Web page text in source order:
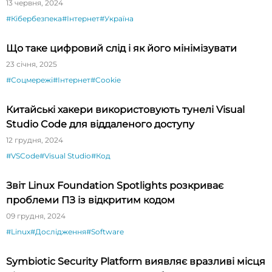
13 червня, 2024
#Кібербезпека#Інтернет#Україна
Що таке цифровий слід і як його мінімізувати
23 січня, 2025
#Соцмережі#Інтернет#Cookie
Китайські хакери використовують тунелі Visual
Studio Code для віддаленого доступу
12 грудня, 2024
#VSCode#Visual Studio#Код
Звіт Linux Foundation Spotlights розкриває
проблеми ПЗ із відкритим кодом
09 грудня, 2024
#Linux#Дослідження#Software
Symbiotic Security Platform виявляє вразливі місця